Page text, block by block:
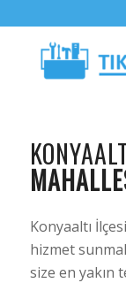
Konyaaltı
hizmet
size en yakın